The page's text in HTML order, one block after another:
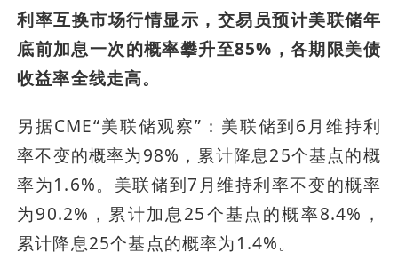
利率互换市场行情显示，交易员预计美联储年
底前加息一次的概率攀升至85%，各期限美债
收益率全线走高。
另据CME“美联储观察”：美联储到6月维持利
率不变的概率为98%，累计降息25个基点的概
率为1.6%。美联储到7月维持利率不变的概率
为90.2%，累计加息25个基点的概率8.4%，
累计降息25个基点的概率为1.4%。